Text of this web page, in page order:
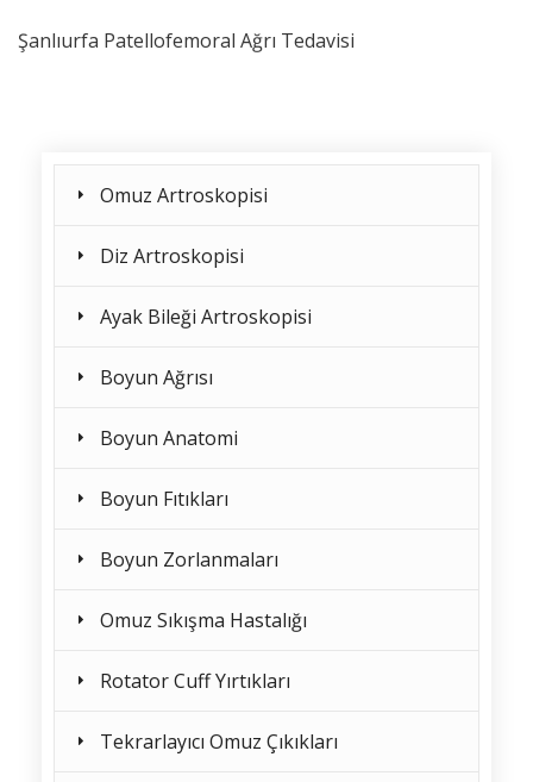
Şanlıurfa Patellofemoral Ağrı Tedavisi
Omuz Artroskopisi
Diz Artroskopisi
Ayak Bileği Artroskopisi
Boyun Ağrısı
Boyun Anatomi
Boyun Fıtıkları
Boyun Zorlanmaları
Omuz Sıkışma Hastalığı
Rotator Cuff Yırtıkları
Tekrarlayıcı Omuz Çıkıkları